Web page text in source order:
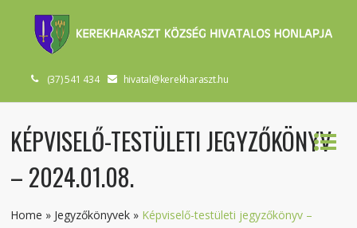
(37) 541 434 hivatal@kerekharaszt.hu
KÉPVISELŐ-TESTÜLETI JEGYZŐKÖNYV
– 2024.01.08.
Home » Jegyzőkönyvek » Képviselő-testületi jegyzőkönyv –